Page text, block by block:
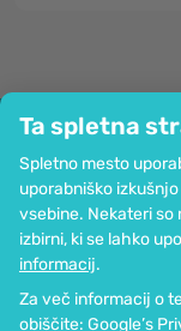
Ta spletna
Spletno mesto
uporabniško
vsebine. Nekateri so
izbirni, ki se lahko
informacij.
Za več informacij o
obiščite: Google’s
Podjetje
Informacije
Pridružite se nam
Pomoč in naročila
Možnost kartičnega